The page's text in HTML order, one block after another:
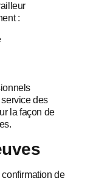
:
des
la façon de
de